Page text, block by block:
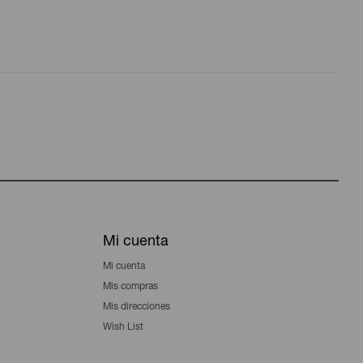
Mi cuenta
Mi cuenta
Mis compras
Mis direcciones
Wish List